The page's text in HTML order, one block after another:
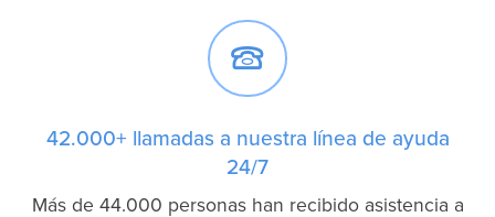

42.000+ llamadas a nuestra línea de ayuda
24/7
Más de 44.000 personas han recibido asistencia a